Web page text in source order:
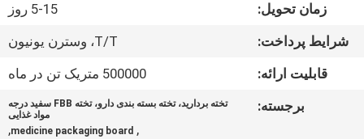
تماس
بگیرید
زمان تحویل:
5-15 روز
شرایط پرداخت:
T/T، وسترن یونیون
قابلیت ارائه:
500000 متریک تن در ماه
برجسته:
تخته بردارید، تخته بسته بندی دارو، تخته FBB سفید درجه
مواد غذایی
,
medicine packaging board
,